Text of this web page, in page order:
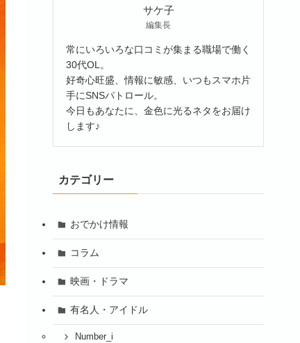
サケ子
編集長
常にいろいろな口コミが集まる職場で働く
30代OL。
好奇心旺盛、情報に敏感、いつもスマホ片
手にSNSパトロール。
今日もあなたに、金色に光るネタをお届け
します♪
カテゴリー
おでかけ情報
コラム
映画・ドラマ
有名人・アイドル
Number_i